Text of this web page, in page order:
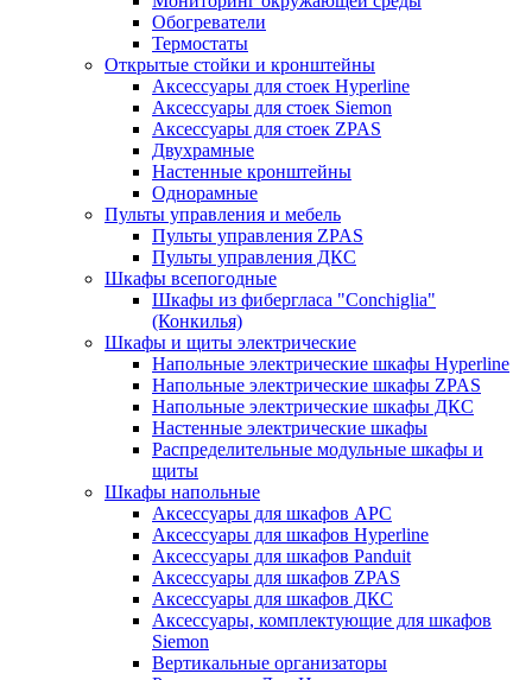
Обогреватели
Термостаты
Открытые стойки и кронштейны
Аксессуары для стоек Hyperline
Аксессуары для стоек Siemon
Аксессуары для стоек ZPAS
Двухрамные
Настенные кронштейны
Однорамные
Пульты управления и мебель
Пульты управления ZPAS
Пульты управления ДКС
Шкафы всепогодные
Шкафы из фибергласа "Conchiglia"
(Конкилья)
Шкафы и щиты электрические
Напольные электрические шкафы Hyperline
Напольные электрические шкафы ZPAS
Напольные электрические шкафы ДКС
Настенные электрические шкафы
Распределительные модульные шкафы и
щиты
Шкафы напольные
Аксессуары для шкафов APC
Аксессуары для шкафов Hyperline
Аксессуары для шкафов Panduit
Аксессуары для шкафов ZPAS
Аксессуары для шкафов ДКС
Аксессуары, комплектующие для шкафов
Siemon
Вертикальные организаторы